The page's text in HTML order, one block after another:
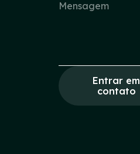
Entrar em
contato